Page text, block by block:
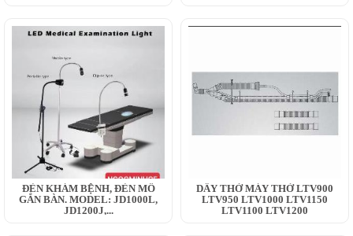
ĐÈN KHÁM BỆNH, ĐÈN MỔ
GẮN BÀN. MODEL: JD1000L,
JD1200J,...
DÂY THỞ MÁY THỞ LTV900
LTV950 LTV1000 LTV1150
LTV1100 LTV1200